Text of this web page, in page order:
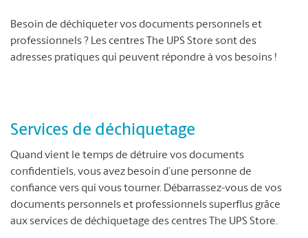
Besoin de déchiqueter vos documents personnels et
professionnels ? Les centres The UPS Store sont des
adresses pratiques qui peuvent répondre à vos besoins !
Services de déchiquetage
Quand vient le temps de détruire vos documents
confidentiels, vous avez besoin d’une personne de
confiance vers qui vous tourner. Débarrassez-vous de vos
documents personnels et professionnels superflus grâce
aux services de déchiquetage des centres The UPS Store.